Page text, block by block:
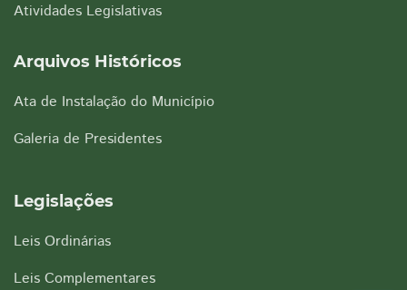
Atividades Legislativas
Arquivos Históricos
Ata de Instalação do Município
Galeria de Presidentes
Legislações
Leis Ordinárias
Leis Complementares